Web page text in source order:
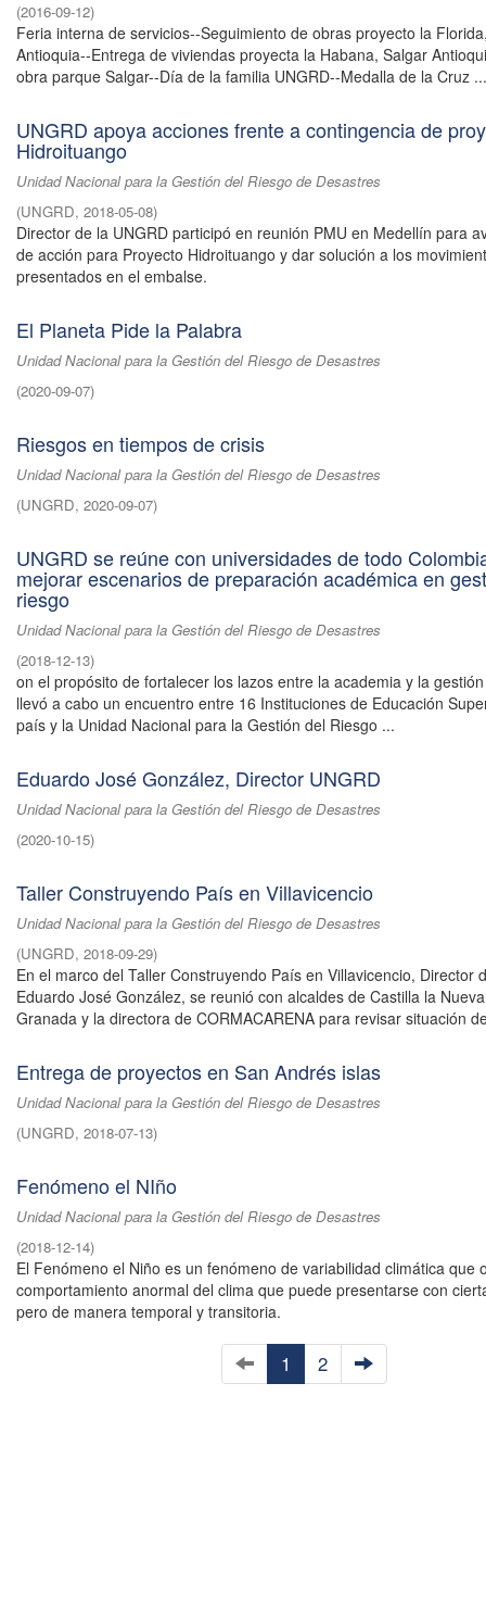
(2016-09-12)
Feria interna de servicios--Seguimiento de obras proyecto la
Antioquia--Entrega de viviendas proyecta la Habana, Salgar
obra parque Salgar--Día de la familia UNGRD--Medalla de la Cruz ...
UNGRD apoya acciones frente a contingencia de
Hidroituango
Unidad Nacional para la Gestión del Riesgo de Desastres
(UNGRD, 2018-05-08)
Director de la UNGRD participó en reunión PMU en Medellín para
de acción para Proyecto Hidroituango y dar solución a los
presentados en el embalse.
El Planeta Pide la Palabra
Unidad Nacional para la Gestión del Riesgo de Desastres
(2020-09-07)
Riesgos en tiempos de crisis
Unidad Nacional para la Gestión del Riesgo de Desastres
(UNGRD, 2020-09-07)
UNGRD se reúne con universidades de todo
mejorar escenarios de preparación académica en
riesgo
Unidad Nacional para la Gestión del Riesgo de Desastres
(2018-12-13)
on el propósito de fortalecer los lazos entre la academia y la
llevó a cabo un encuentro entre 16 Instituciones de Educación
país y la Unidad Nacional para la Gestión del Riesgo ...
Eduardo José González, Director UNGRD
Unidad Nacional para la Gestión del Riesgo de Desastres
(2020-10-15)
Taller Construyendo País en Villavicencio
Unidad Nacional para la Gestión del Riesgo de Desastres
(UNGRD, 2018-09-29)
En el marco del Taller Construyendo País en Villavicencio, Director
Eduardo José González, se reunió con alcaldes de Castilla la
Granada y la directora de CORMACARENA para revisar situación
Entrega de proyectos en San Andrés islas
Unidad Nacional para la Gestión del Riesgo de Desastres
(UNGRD, 2018-07-13)
Fenómeno el NIño
Unidad Nacional para la Gestión del Riesgo de Desastres
(2018-12-14)
El Fenómeno el Niño es un fenómeno de variabilidad climática que
comportamiento anormal del clima que puede presentarse con
pero de manera temporal y transitoria.
1 2